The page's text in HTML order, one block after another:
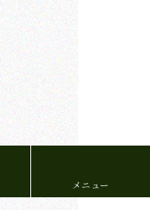
メニュー